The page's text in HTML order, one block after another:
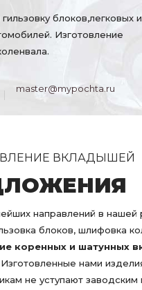
блоков,легковых и
Изготовление
master@mypochta.ru
ВКЛАДЫШЕЙ
направлений в нашей
блоков, шлифовка
коренных и шатунных
Изготовленные нами
не уступают